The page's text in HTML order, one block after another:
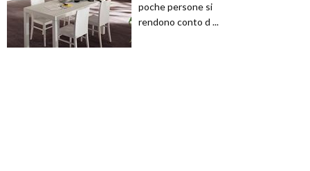
poche persone si
rendono conto d ...